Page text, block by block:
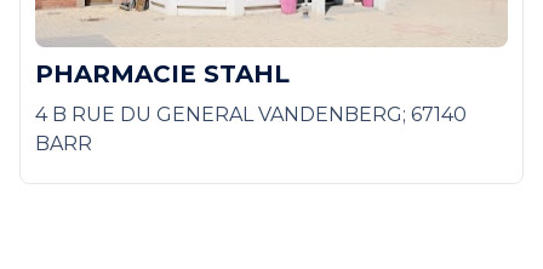
PHARMACIE STAHL
4 B RUE DU GENERAL VANDENBERG; 67140
BARR